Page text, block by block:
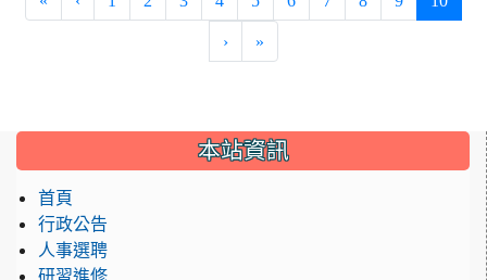
› »
::: 本站資訊
首頁
行政公告
人事選聘
研習進修